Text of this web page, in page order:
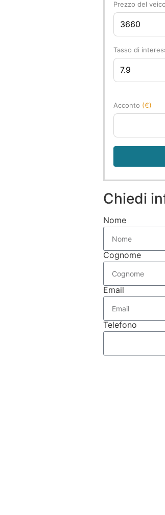
Prezzo del
Tasso di
Acconto (€)
Chiedi
Nome
Cognome
Email
Telefono